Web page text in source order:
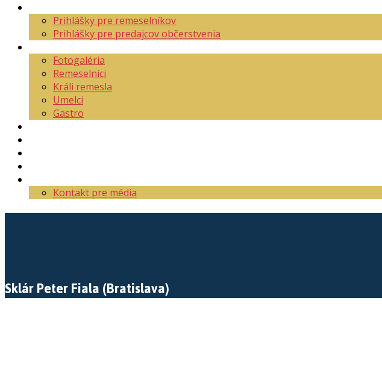
Prihlášky pre remeselníkov
Prihlášky pre predajcov občerstvenia
Fotogaléria
Remeselníci
Králi remesla
Umelci
Gastro
Kontakt pre média
Sklár Peter Fiala (Bratislava)